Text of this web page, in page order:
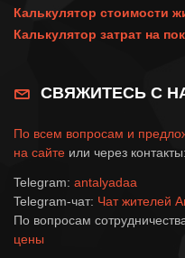
Калькулятор стоимости
Калькулятор затрат на
СВЯЖИТЕСЬ С
По всем вопросам и
на сайте или через контакты:
Telegram: antalyadaa
Telegram-чат: Чат жителей
По вопросам
цены